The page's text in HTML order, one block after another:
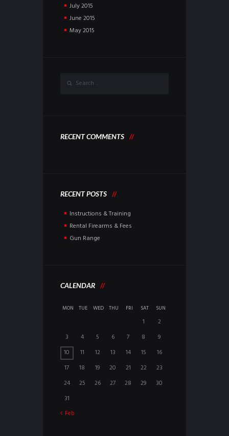
July2015
June 2015
May2015
RECENT COMMENTS
RECENT POSTS
Instructions & Training
Rental Firearms & Fees
Gun Range
CALENDAR
MON TUE WED THU FRI SAT SUN
1
2
3
4 5 6 7 8
9
10
11 12 13 14 15
16
17
18 19 20 21 22
23
24
25 26 27 28 29
30
31
Feb